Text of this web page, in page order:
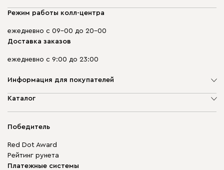
Режим работы колл-центра
ежедневно с 09-00 до 20-00
Доставка заказов
ежедневно с 9:00 до 23:00
Информация для покупателей
О компании
Гарантия
Карта сайта
Каталог
Корпусная мебель
Модульная мебель
Столы и стулья
Победитель
Red Dot Award
Рейтинг рунета
Платежные системы